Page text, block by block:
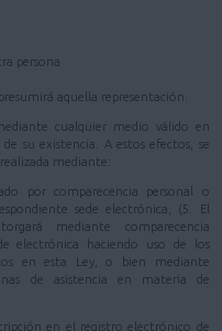
persona
aquella representación.
cualquier medio válido en
su existencia. A estos efectos, se
mediante:
por comparecencia personal o
sede electrónica, (5. El
mediante comparecencia
electrónica haciendo uso de los
en esta Ley, o bien mediante
de asistencia en materia de
en el registro electrónico de